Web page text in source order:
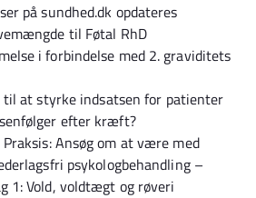
på sundhed.dk opdateres
til Føtal RhD
i forbindelse med 2. graviditets
at styrke indsatsen for patienter
efter kræft?
Ansøg om at være med
psykologbehandling –
1: Vold, voldtægt og røveri